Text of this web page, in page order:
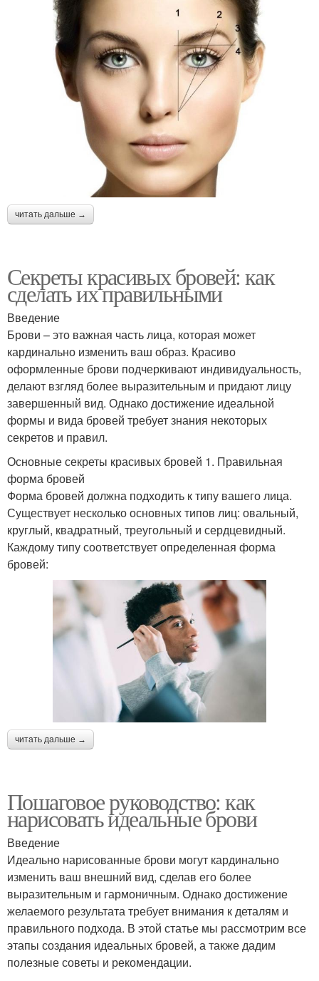
читать дальше →
Секреты красивых бровей: как
сделать их правильными
Введение
Брови – это важная часть лица, которая может
кардинально изменить ваш образ. Красиво
оформленные брови подчеркивают индивидуальность,
делают взгляд более выразительным и придают лицу
завершенный вид. Однако достижение идеальной
формы и вида бровей требует знания некоторых
секретов и правил.
Основные секреты красивых бровей 1. Правильная
форма бровей
Форма бровей должна подходить к типу вашего лица.
Существует несколько основных типов лиц: овальный,
круглый, квадратный, треугольный и сердцевидный.
Каждому типу соответствует определенная форма
бровей:
читать дальше →
Пошаговое руководство: как
нарисовать идеальные брови
Введение
Идеально нарисованные брови могут кардинально
изменить ваш внешний вид, сделав его более
выразительным и гармоничным. Однако достижение
желаемого результата требует внимания к деталям и
правильного подхода. В этой статье мы рассмотрим все
этапы создания идеальных бровей, а также дадим
полезные советы и рекомендации.